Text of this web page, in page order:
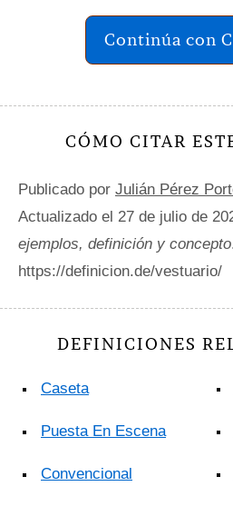
Continúa con
CÓMO CITAR
Publicado por Julián Pérez
Actualizado el 27 de julio de
ejemplos, definición y concepto
https://definicion.de/vestuario/
DEFINICIONES
Caseta
Puesta En Escena
Convencional